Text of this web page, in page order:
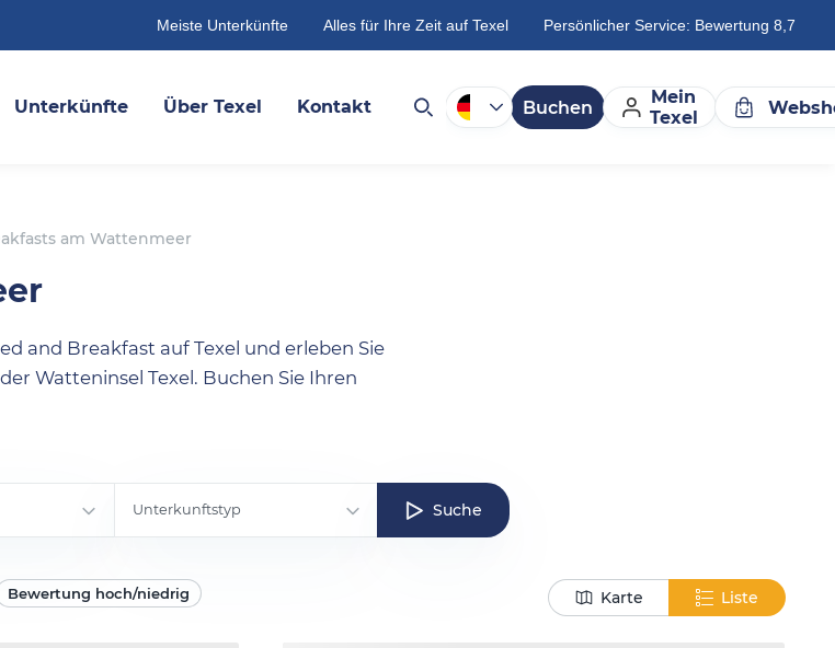
Meiste Unterkünfte Alles für Ihre Zeit auf Texel Persönlicher Service: Bewertung 8,7
Unterkünfte Über Texel Kontakt Buchen
Mein
Texel
am Wattenmeer
and Breakfast auf Texel und erleben Sie
Watteninsel Texel. Buchen Sie Ihren
Unterkunftstyp Suche
Bewertung hoch/niedrig Karte Liste